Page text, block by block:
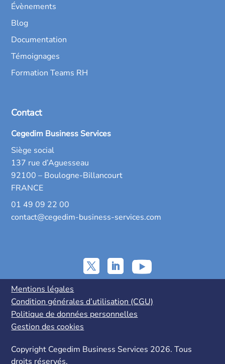
Évènements
Blog
Documentation
Témoignages
Formation Teams RH
Contact
Cegedim Business Services
Siège social
137 rue d’Aguesseau
92100 – Boulogne-Billancourt
FRANCE
01 49 09 22 00
contact@cegedim-business-services.com
Mentions légales
Condition générales d’utilisation (CGU)
Politique de données personnelles
Gestion des cookies
Copyright Cegedim Business Services 2026. Tous
droits réservés.